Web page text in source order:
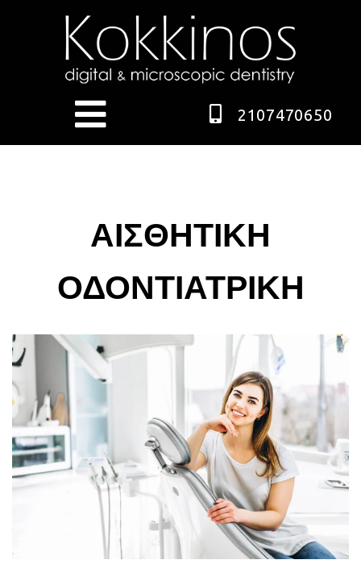
2107470650
ΑΙΣΘΗΤΙΚΗ
ΟΔΟΝΤΙΑΤΡΙΚΗ